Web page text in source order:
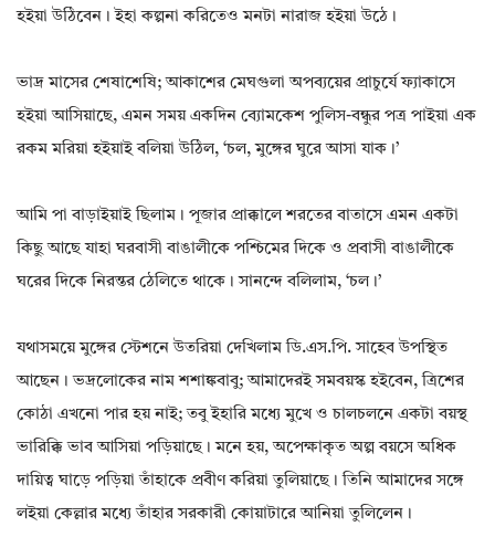
হইয়া উঠিবেন। ইহা কল্পনা করিতেও মনটা নারাজ হইয়া উঠে।
ভাদ্র মাসের শেষাশেষি; আকাশের মেঘগুলা অপব্যয়ের প্রাচুর্যে ফ্যাকাসে
হইয়া আসিয়াছে‌, এমন সময় একদিন ব্যোমকেশ পুলিস-বন্ধুর পত্ৰ পাইয়া এক
রকম মরিয়া হইয়াই বলিয়া উঠিল‌, ‘চল‌, মুঙ্গের ঘুরে আসা যাক।’
আমি পা বাড়াইয়াই ছিলাম। পূজার প্রাক্কালে শরতের বাতাসে এমন একটা
কিছু আছে যাহা ঘরবাসী বাঙালীকে পশ্চিমের দিকে ও প্রবাসী বাঙালীকে
ঘরের দিকে নিরন্তর ঠেলিতে থাকে। সানন্দে বলিলাম‌, ‘চল।’
যথাসময়ে মুঙ্গের স্টেশনে উতরিয়া দেখিলাম ডি.এস.পি. সাহেব উপস্থিত
আছেন। ভদ্রলোকের নাম শশাঙ্কবাবু; আমাদেরই সমবয়স্ক হইবেন‌, ত্ৰিশের
কোঠা এখনো পার হয় নাই; তবু ইহারি মধ্যে মুখে ও চালচলনে একটা বয়স্থ
ভারিক্কি ভাব আসিয়া পড়িয়াছে। মনে হয়‌, অপেক্ষাকৃত অল্প বয়সে অধিক
দায়িত্ব ঘাড়ে পড়িয়া তাঁহাকে প্রবীণ করিয়া তুলিয়াছে। তিনি আমাদের সঙ্গে
লইয়া কেল্লার মধ্যে তাঁহার সরকারী কোয়াটারে আনিয়া তুলিলেন।